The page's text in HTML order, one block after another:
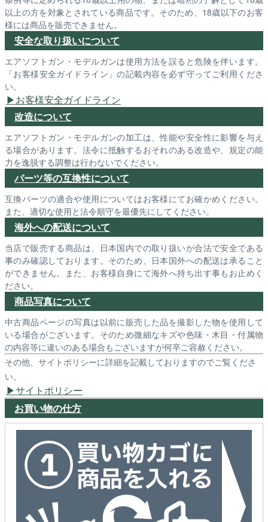
以上の方を対象とされている商品です。そのため、18歳以下のお客
様には商品を販売できません。
安全な取り扱いについて
エアソフトガン・モデルガンは使用方法を誤ると危険を伴います。
「お客様安全ガイドライン」の記載内容を必ず守ってご利用くださ
い。
お客様安全ガイドライン
改造について
エアソフトガン・モデルガンの加工は、性能や安全性に影響を与え
る場合があります。法令に抵触するおそれのある改造や、規定の能
力を逸脱する調整は行わないでください。
パーツ等の互換性について
互換パーツの適合や使用についてはお客様にてお確かめください。
また、適切な使用と法令順守を最優先にしてください。
海外への配送について
当店で販売する商品は、日本国内での取り扱いが合法で安全である
事のみ確認しております。そのため、日本国外への配送は承ること
ができません。また、お客様自身にて海外へ持ち出す事もお止めく
ださい。
商品写真について
中古商品ページの写真は以前に販売した品を撮影した物を使用して
いる場合がございます。そのため微細なキズや色味・木目・付属物
の内容等に違いのある場合もございますが何卒ご容赦ください。
その他、サイトポリシーに詳細を記載しておりますのでご覧くださ
い。
サイトポリシー
お買い物の仕方